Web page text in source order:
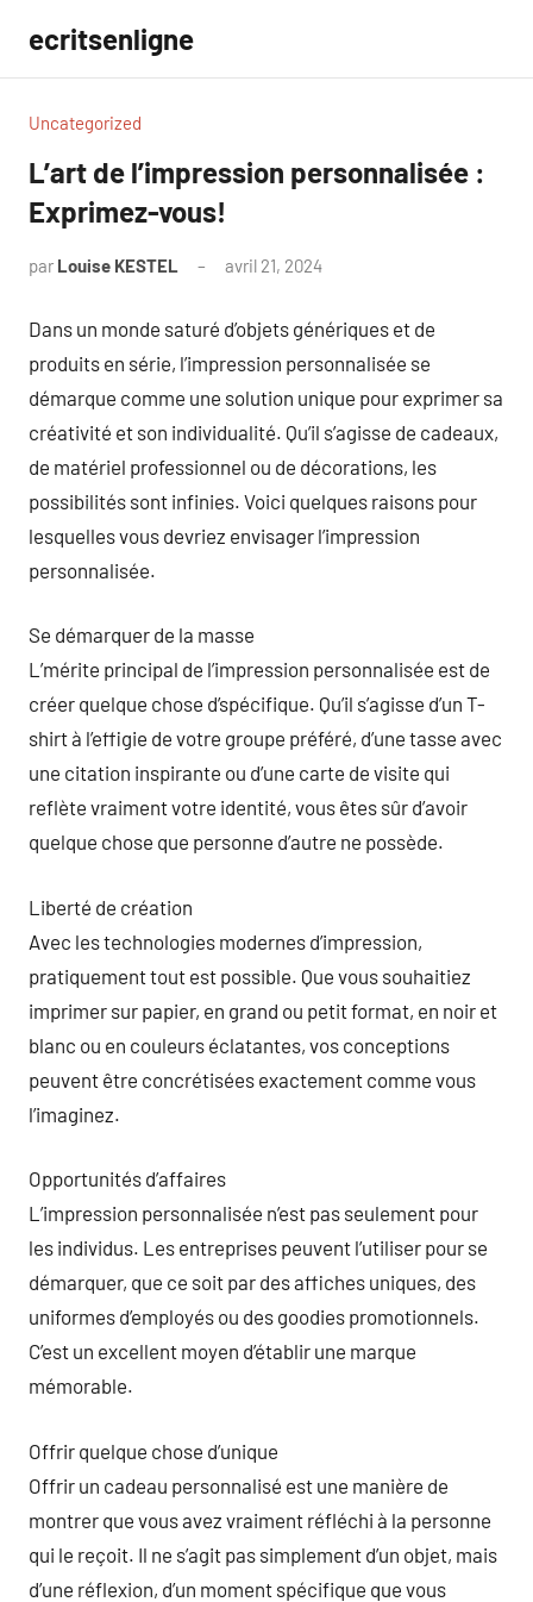
contenu
ecritsenligne
Uncategorized
L’art de l’impression personnalisée :
Exprimez-vous!
par Louise KESTEL avril 21, 2024
Dans un monde saturé d’objets génériques et de
produits en série, l’impression personnalisée se
démarque comme une solution unique pour exprimer sa
créativité et son individualité. Qu’il s’agisse de cadeaux,
de matériel professionnel ou de décorations, les
possibilités sont infinies. Voici quelques raisons pour
lesquelles vous devriez envisager l’impression
personnalisée.
Se démarquer de la masse
L’mérite principal de l’impression personnalisée est de
créer quelque chose d’spécifique. Qu’il s’agisse d’un T-
shirt à l’effigie de votre groupe préféré, d’une tasse avec
une citation inspirante ou d’une carte de visite qui
reflète vraiment votre identité, vous êtes sûr d’avoir
quelque chose que personne d’autre ne possède.
Liberté de création
Avec les technologies modernes d’impression,
pratiquement tout est possible. Que vous souhaitiez
imprimer sur papier, en grand ou petit format, en noir et
blanc ou en couleurs éclatantes, vos conceptions
peuvent être concrétisées exactement comme vous
l’imaginez.
Opportunités d’affaires
L’impression personnalisée n’est pas seulement pour
les individus. Les entreprises peuvent l’utiliser pour se
démarquer, que ce soit par des affiches uniques, des
uniformes d’employés ou des goodies promotionnels.
C’est un excellent moyen d’établir une marque
mémorable.
Offrir quelque chose d’unique
Offrir un cadeau personnalisé est une manière de
montrer que vous avez vraiment réfléchi à la personne
qui le reçoit. Il ne s’agit pas simplement d’un objet, mais
d’une réflexion, d’un moment spécifique que vous